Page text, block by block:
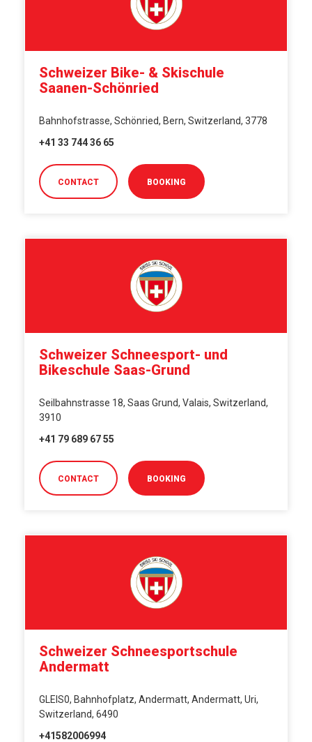
Schweizer Bike- & Skischule
Saanen-Schönried
Bahnhofstrasse, Schönried, Bern, Switzerland, 3778
+41 33 744 36 65
CONTACT BOOKING
Schweizer Schneesport- und
Bikeschule Saas-Grund
Seilbahnstrasse 18, Saas Grund, Valais, Switzerland,
3910
+41 79 689 67 55
CONTACT BOOKING
Schweizer Schneesportschule
Andermatt
GLEIS0, Bahnhofplatz, Andermatt, Andermatt, Uri,
Switzerland, 6490
+41582006994